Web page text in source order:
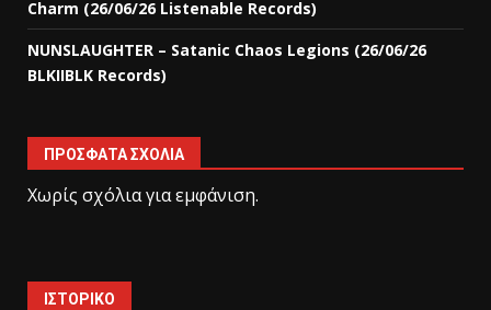
Charm (26/06/26 Listenable Records)
NUNSLAUGHTER – Satanic Chaos Legions (26/06/26
BLKIIBLK Records)
ΠΡΌΣΦΑΤΑ ΣΧΌΛΙΑ
Χωρίς σχόλια για εμφάνιση.
ΙΣΤΟΡΙΚΌ